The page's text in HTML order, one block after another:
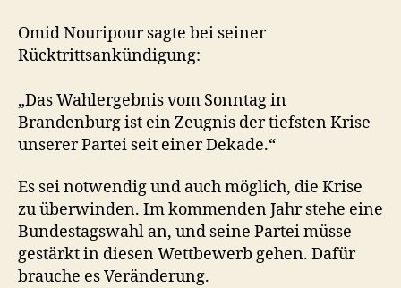
Omid Nouripour sagte bei seiner
Rücktrittsankündigung:
„Das Wahlergebnis vom Sonntag in
Brandenburg ist ein Zeugnis der tiefsten Krise
unserer Partei seit einer Dekade.“
Es sei notwendig und auch möglich, die Krise
zu überwinden. Im kommenden Jahr stehe eine
Bundestagswahl an, und seine Partei müsse
gestärkt in diesen Wettbewerb gehen. Dafür
brauche es Veränderung.